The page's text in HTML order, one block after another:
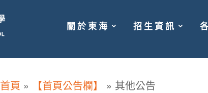
關於東海 招生資訊
首頁 » 【首頁公告欄】 » 其他公告